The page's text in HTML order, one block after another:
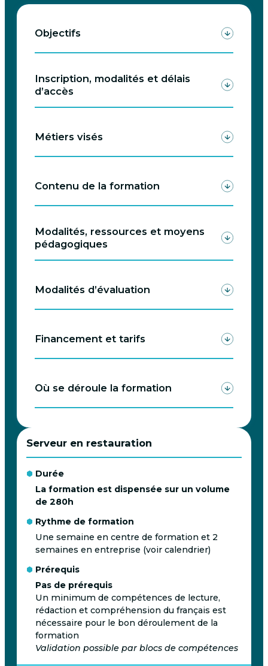
Objectifs
Inscription, modalités et délais
d’accès
Métiers visés
Contenu de la formation
Modalités, ressources et moyens
pédagogiques
Modalités d’évaluation
Financement et tarifs
Où se déroule la formation
Serveur en restauration
Durée
La formation est dispensée sur un volume
de 280h
Rythme de formation
Une semaine en centre de formation et 2
semaines en entreprise (voir calendrier)
Prérequis
Pas de prérequis
Un minimum de compétences de lecture,
rédaction et compréhension du français est
nécessaire pour le bon déroulement de la
formation
Validation possible par blocs de compétences